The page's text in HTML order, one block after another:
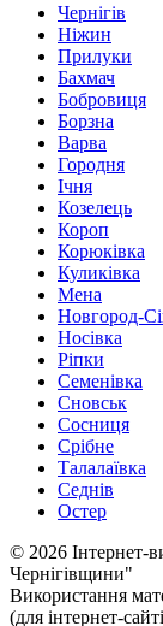
Чернігів
Ніжин
Прилуки
Бахмач
Бобровиця
Борзна
Варва
Городня
Ічня
Козелець
Короп
Корюківка
Куликівка
Мена
Новгород-
Носівка
Ріпки
Семенівка
Сновськ
Сосниця
Срібне
Талалаївка
Седнів
Остер
© 2026 Інтернет-
Чернiгiвщини"
Використання
(для інтернет-